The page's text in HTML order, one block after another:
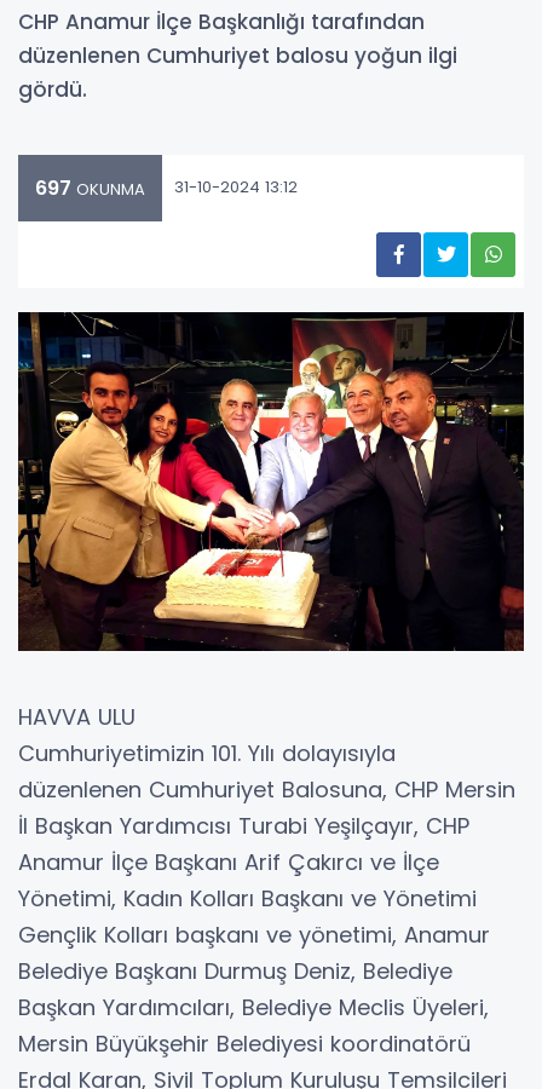
CHP Anamur İlçe Başkanlığı tarafından
düzenlenen Cumhuriyet balosu yoğun ilgi
gördü.
697 OKUNMA 31-10-2024 13:12
HAVVA ULU
Cumhuriyetimizin 101. Yılı dolayısıyla
düzenlenen Cumhuriyet Balosuna, CHP Mersin
İl Başkan Yardımcısı Turabi Yeşilçayır, CHP
Anamur İlçe Başkanı Arif Çakırcı ve İlçe
Yönetimi, Kadın Kolları Başkanı ve Yönetimi
Gençlik Kolları başkanı ve yönetimi, Anamur
Belediye Başkanı Durmuş Deniz, Belediye
Başkan Yardımcıları, Belediye Meclis Üyeleri,
Mersin Büyükşehir Belediyesi koordinatörü
Erdal Karan, Sivil Toplum Kuruluşu Temsilcileri